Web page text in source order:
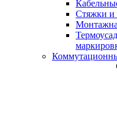
Стяжки и